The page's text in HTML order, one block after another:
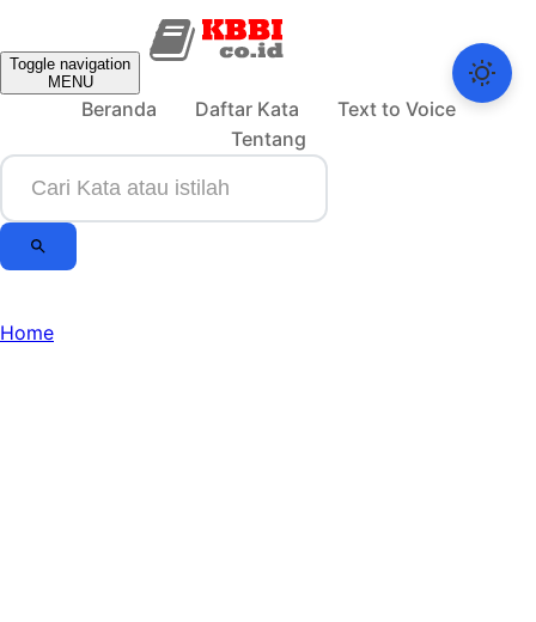
Toggle navigation
MENU
Beranda Daftar Kata
Text to Voice
Tentang
Home